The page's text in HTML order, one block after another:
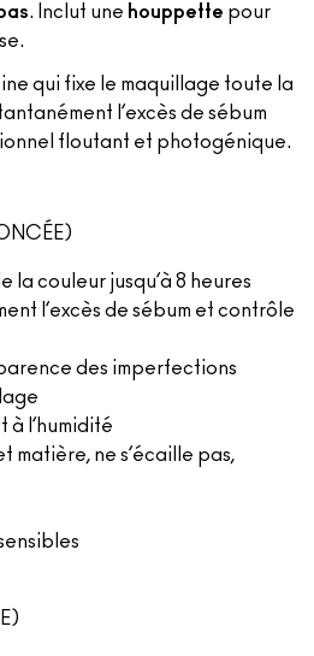
. Inclut une houppette pour
qui fixe le maquillage toute la
l’excès de sébum
floutant et photogénique.
la couleur jusqu’à 8 heures
l’excès de sébum et contrôle
des imperfections
à l’humidité
matière, ne s’écaille pas,